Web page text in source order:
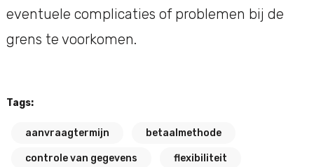
eventuele complicaties of problemen bij de
grens te voorkomen.
Tags:
aanvraagtermijn betaalmethode
controle van gegevens flexibiliteit